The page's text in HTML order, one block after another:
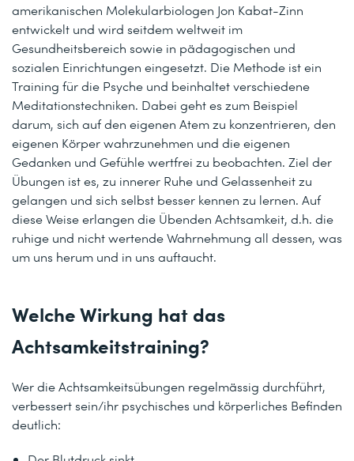
amerikanischen Molekularbiologen Jon Kabat-Zinn
entwickelt und wird seitdem weltweit im
Gesundheitsbereich sowie in pädagogischen und
sozialen Einrichtungen eingesetzt. Die Methode ist ein
Training für die Psyche und beinhaltet verschiedene
Meditationstechniken. Dabei geht es zum Beispiel
darum, sich auf den eigenen Atem zu konzentrieren, den
eigenen Körper wahrzunehmen und die eigenen
Gedanken und Gefühle wertfrei zu beobachten. Ziel der
Übungen ist es, zu innerer Ruhe und Gelassenheit zu
gelangen und sich selbst besser kennen zu lernen. Auf
diese Weise erlangen die Übenden Achtsamkeit, d.h. die
ruhige und nicht wertende Wahrnehmung all dessen, was
um uns herum und in uns auftaucht.
Welche Wirkung hat das
Achtsamkeitstraining?
Wer die Achtsamkeitsübungen regelmässig durchführt,
verbessert sein/ihr psychisches und körperliches Befinden
deutlich: